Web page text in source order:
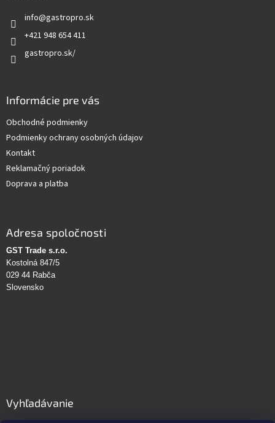
info@gastropro.sk
+421 948 654 411
gastropro.sk/
Informácie pre vás
Obchodné podmienky
Podmienky ochrany osobných údajov
Kontakt
Reklamačný poriadok
Doprava a platba
Adresa spoločnosti
GST Trade s.r.o.
Kostolná 847/5
029 44 Rabča
Slovensko
Vyhľadávanie